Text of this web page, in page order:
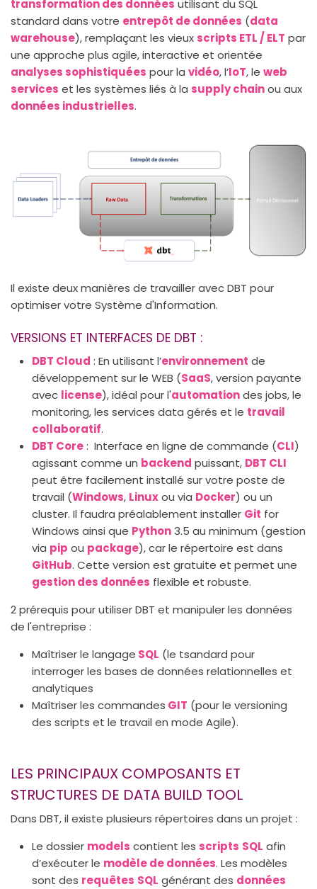
transformation des données utilisant du SQL
standard dans votre entrepôt de données (data
warehouse), remplaçant les vieux scripts ETL / ELT par
une approche plus agile, interactive et orientée
analyses sophistiquées pour la vidéo, l’IoT, le web
services et les systèmes liés à la supply chainou aux
données industrielles.
Il existe deux manières de travailler avec DBT pour
optimiser votre Système d'Information.
VERSIONS ET INTERFACES DE DBT :
DBT Cloud : En utilisant l’environnement de
développement sur le WEB (SaaS, version payante
avec license), idéal pour l'automationdes jobs, le
monitoring, les services data gérés et le travail
collaboratif.
DBT Core: Interface en ligne de commande (CLI)
agissant comme un backend puissant, DBT CLI
peut être facilement installé sur votre poste de
travail (Windows, Linuxou via Docker) ou un
cluster. Il faudra préalablement installer Git for
Windows ainsi que Python3.5 au minimum (gestion
via pip ou package), car le répertoire est dans
GitHub. Cette version est gratuite et permet une
gestion des données flexible et robuste.
2 prérequis pour utiliser DBT et manipuler les données
de l'entreprise :
Maîtriser le langage SQL (le tsandard pour
interroger les bases de données relationnelles et
analytiques
Maîtriser les commandes GIT (pour le versioning
des scripts et le travail en mode Agile).
LES PRINCIPAUX COMPOSANTS ET
STRUCTURES DE DATA BUILD TOOL
Dans DBT, il existe plusieurs répertoires dans un projet :
Le dossier models contient les scripts SQL afin
d’exécuter le modèle de données. Les modèles
sont des requêtes SQL générant des données